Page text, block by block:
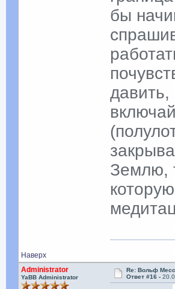
бы
давить,
Землю,
Наверх
Administrator
YaBB Administrator
Re: Вольф
Ответ #16 -